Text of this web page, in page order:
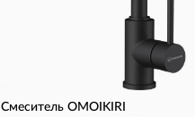
Смеситель OMOIKIRI